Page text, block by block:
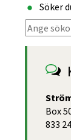
Söker
Sök.
Box
833